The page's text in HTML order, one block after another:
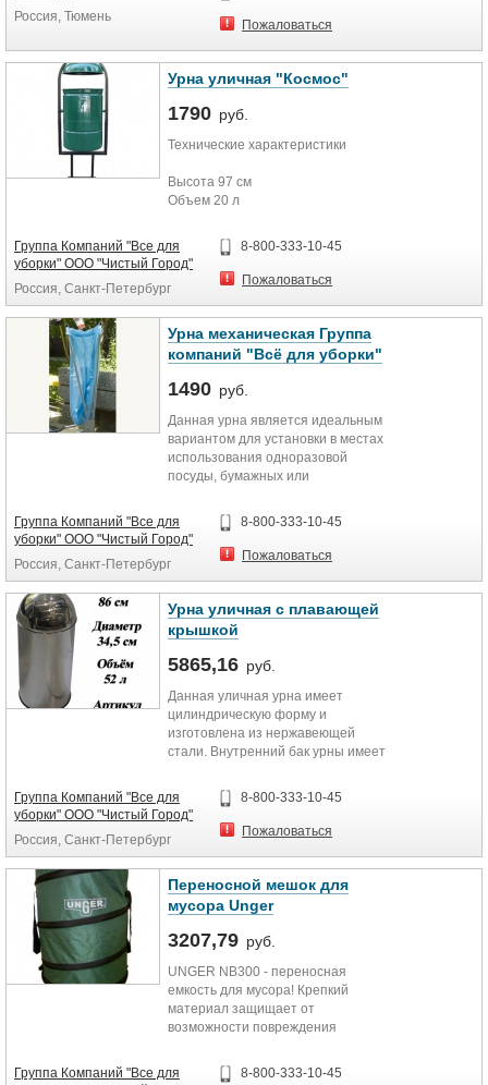
Россия, Тюмень
Пожаловаться
Урна уличная "Космос"
1790 руб.
Технические характеристики
Высота 97 см
Объем 20 л
Ширина 28 см
Цвет асфальт, зеленый
Группа Компаний "Все для
уборки" ООО "Чистый Город"
Россия, Санкт-Петербург
8-800-333-10-45
Пожаловаться
Урна механическая Группа
компаний "Всё для уборки"
1490 руб.
Данная урна является идеальным
вариантом для установки в местах
использования одноразовой
посуды, бумажных или
примеру, в летних кафе или
предприятиях быстрого питания.
Урна оснащена полиэтиленовым
мешком и ножным механическим
Страна происхождения: Россия
Технические характеристики
Объем 120 л
Ширина основания 50 см
Ширина верхней части в открытом
положении 31 см
Группа Компаний "Все для
уборки" ООО "Чистый Город"
Россия, Санкт-Петербург
8-800-333-10-45
Пожаловаться
Урна уличная с плавающей
крышкой
5865,16 руб.
Данная уличная урна имеет
цилиндрическую форму и
изготовлена из нержавеющей
стали. Внутренний бак урны имеет
выбрасывания мусора легко
нажимается ладонью.
Страна происхождения: Италия
Технические характеристики
Высота 86 см
Объем 52 л
Диаметр 34,5 см
Размер внутреннего ведра 32х65
Группа Компаний "Все для
уборки" ООО "Чистый Город"
Россия, Санкт-Петербург
8-800-333-10-45
Пожаловаться
Переносной мешок для
мусора Unger
3207,79 руб.
UNGER NB300 - переносная
емкость для мусора! Крепкий
материал защищает от
возможности повреждения
дно позволяет тащить емкость по
Группа Компаний "Все для
8-800-333-10-45